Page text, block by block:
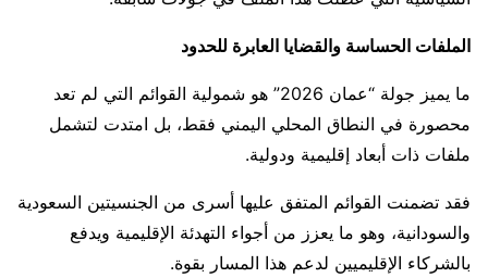
​الملفات الحساسة والقضايا العابرة للحدود
​ما يميز جولة “عمان 2026” هو شمولية القوائم التي لم تعد
محصورة في النطاق المحلي اليمني فقط، بل امتدت لتشمل
ملفات ذات أبعاد إقليمية ودولية.
فقد تضمنت القوائم المتفق عليها أسرى من الجنسيتين السعودية
والسودانية، وهو ما يعزز من أجواء التهدئة الإقليمية ويدفع
بالشركاء الإقليميين لدعم هذا المسار بقوة.